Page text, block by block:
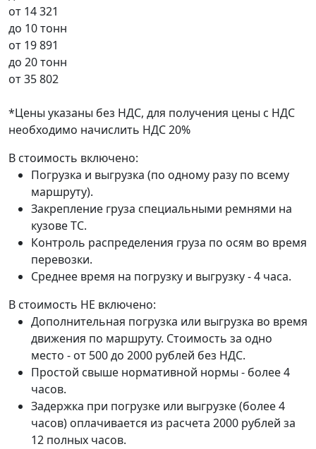
от 14 321
до 10 тонн
от 19 891
до 20 тонн
от35 802
*Цены указаны без НДС, для получения цены с НДС
необходимо начислить НДС 20%
В стоимость включено:
Погрузка и выгрузка (по одному разу по всему
маршруту).
Закрепление груза специальными ремнями на
кузове ТС.
Контроль распределения груза по осям во время
перевозки.
Среднее время на погрузку и выгрузку - 4 часа.
В стоимость НЕ включено:
Дополнительная погрузка или выгрузка во время
движения по маршруту. Стоимость за одно
место - от 500 до 2000 рублей без НДС.
Простой свыше нормативной нормы - более 4
часов.
Задержка при погрузке или выгрузке (более 4
часов) оплачивается из расчета 2000 рублей за
12 полных часов.